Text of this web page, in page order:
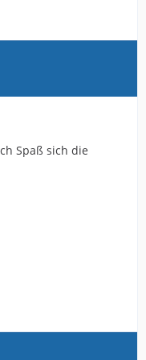
Spaß sich die